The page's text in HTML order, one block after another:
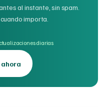
al instante, sin spam.
importa.
diarias
ahora